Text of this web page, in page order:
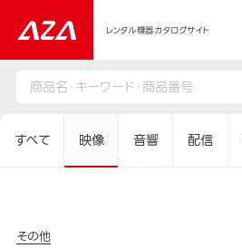
レンタル機器カタログサイト
すべて 映像 音響 配信
その他